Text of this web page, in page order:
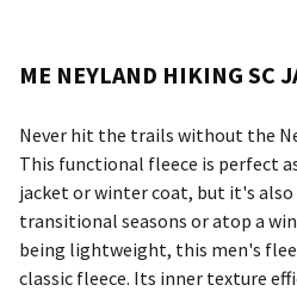
ME NEYLAND HIKING SC
Never hit the trails without the
This functional fleece is perfect
jacket or winter coat, but it's
transitional seasons or atop a
being lightweight, this men's
classic fleece. Its inner texture